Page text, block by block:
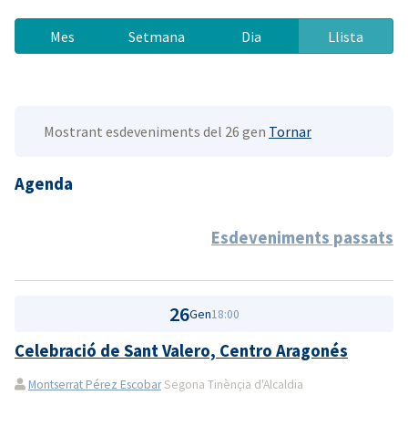
Mes Setmana Dia Llista
Mostrant esdeveniments del 26 gen Tornar
Agenda
Esdeveniments passats
26Gen18:00
Celebració de Sant Valero, Centro Aragonés
Montserrat Pérez EscobarSegona Tinènçia d'Alcaldia